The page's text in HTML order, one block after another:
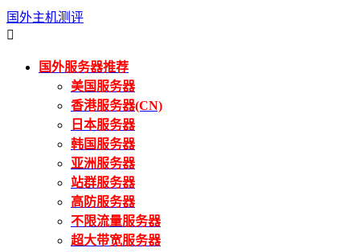
国外主机测评

国外服务器推荐
美国服务器
香港服务器(CN)
日本服务器
韩国服务器
亚洲服务器
站群服务器
高防服务器
不限流量服务器
超大带宽服务器